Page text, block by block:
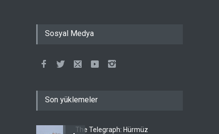
Sosyal Medya
Son yüklemeler
The Telegraph: Hürmüz